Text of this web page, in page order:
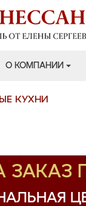
О КОМПАНИИ
КУХНИ
ЗАКАЗ